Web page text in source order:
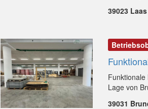
39023 Laas
Lage von
39031